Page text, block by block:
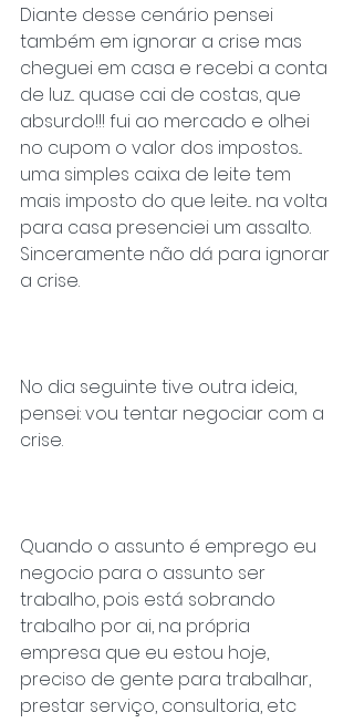
Diante desse cenário pensei
também em ignorar a crise mas
cheguei em casa e recebi a conta
de luz... quase cai de costas, que
absurdo!!! fui ao mercado e olhei
no cupom o valor dos impostos...
uma simples caixa de leite tem
mais imposto do que leite... na volta
para casa presenciei um assalto.
Sinceramente não dá para ignorar
a crise.
No dia seguinte tive outra ideia,
pensei: vou tentar negociar com a
crise.
Quando o assunto é emprego eu
negocio para o assunto ser
trabalho, pois está sobrando
trabalho por ai, na própria
empresa que eu estou hoje,
preciso de gente para trabalhar,
prestar serviço, consultoria, etc